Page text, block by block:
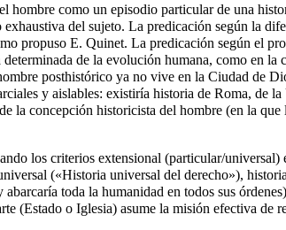
hombre como un episodio particular de una
del sujeto. La predicación según la
propuso E. Quinet. La predicación según el
de la evolución humana, como en
posthistórico ya no vive en la Ciudad de
y aislables: existiría historia de Roma,
la concepción historicista del hombre (en la
los criterios extensional (particular/
(«Historia universal del derecho»),
toda la humanidad en todos sus
(Estado o Iglesia) asume la misión efectiva de